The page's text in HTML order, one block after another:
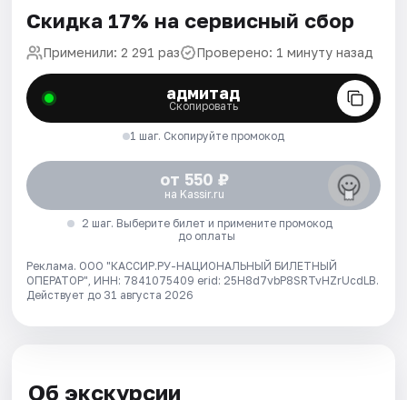
Скидка 17% на сервисный сбор
Применили: 2 291 раз Проверено: 1 минуту назад
адмитад
Скопировать
1 шаг. Скопируйте промокод
от 550 ₽
на Kassir.ru
2 шаг. Выберите билет и примените промокод
до оплаты
Реклама. ООО "КАССИР.РУ-НАЦИОНАЛЬНЫЙ БИЛЕТНЫЙ
ОПЕРАТОР", ИНН: 7841075409 erid: 25H8d7vbP8SRTvHZrUcdLB.
Действует до 31 августа 2026
Об экскурсии